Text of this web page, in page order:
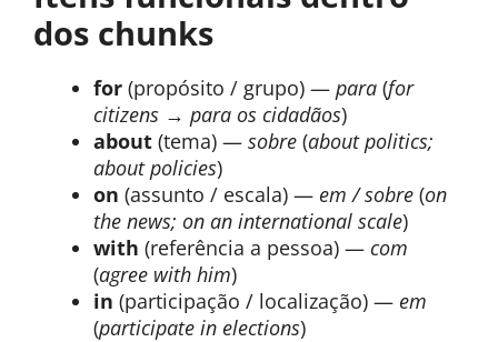
dos chunks
for (propósito / grupo) — para (for
citizens → para os cidadãos)
about (tema) — sobre (about politics;
about policies)
on (assunto / escala) — em / sobre (on
the news; on an international scale)
with (referência a pessoa) — com
(agree with him)
in (participação / localização) — em
(participate in elections)